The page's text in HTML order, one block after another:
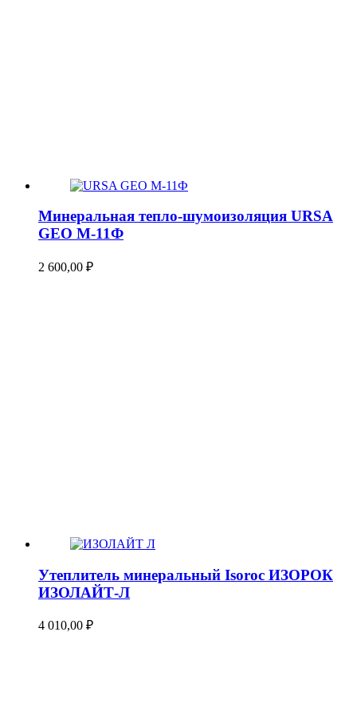
Минеральная тепло-шумоизоляция URSA
GEO М-11Ф
2 600,00 ₽
Утеплитель минеральный Isoroc ИЗОРОК
ИЗОЛАЙТ-Л
4 010,00 ₽